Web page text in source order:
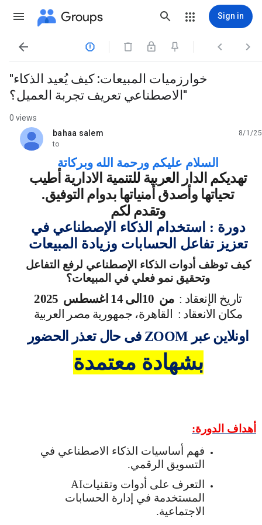
Groups Sign in
   
"خوارزميات المبيعات: كيف يُعيد الذكاء
الاصطناعي تعريف تجربة العميل؟"
0 views
bahaa salem
unread,
8/1/25
to
السلام عليكم ورحمة الله وبركاتة
تهديكم الدار العربية للتنمية الادارية أطيب
تحياتها وأصدق أمنياتها بدوام التوفيق.
وتقدم لكم
دورة : استخدام الذكاء الإصطناعي في
تعزيز تفاعل الحسابات وزيادة المبيعات
كيف توظف أدوات الذكاء الإصطناعي لرفع التفاعل
وتحقيق نمو فعلي في المبيعات؟
تاريخ الإنعقاد :من 10الى 14 اغسطس 2025
مكان الانعقاد :
القاهرة، جمهورية مصر العربية
اونلاين عبر ZOOMفى حال تعذر الحضور
بشهادة معتمدة
أهداف الدورة:
فهم أساسيات الذكاء الاصطناعي في
التسويق الرقمي.
التعرف على أدوات وتقنياتAI
المستخدمة في إدارة الحسابات
الاجتماعية.